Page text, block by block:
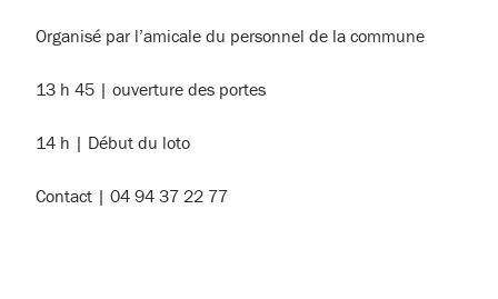
Organisé par l’amicale du personnel de la commune
13 h 45 | ouverture des portes
14 h | Début du loto
Contact | 04 94 37 22 77